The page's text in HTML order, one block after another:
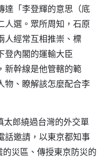
達「李登輝的意思（底
人選。眾所周知，石原
人經常互相推崇、標
登內閣的運輸大臣
新幹線是他管轄的範
物、瞭解該怎麼配合李
郎繞過台灣的外交單
話邀請，以東京都知事
災區、傳授東京防災的